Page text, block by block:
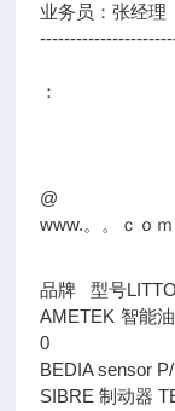
业务员：张经理
：
@
www.。。ｃｏｍ
品牌 型号
AMETEK 智能
0
BEDIA sensor
SIBRE 制动器